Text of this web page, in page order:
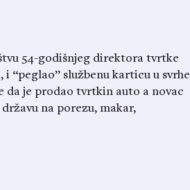
54-godišnjeg direktora tvrtke
“peglao” službenu karticu u svrhe
da je prodao tvrtkin auto a novac
na porezu, makar,